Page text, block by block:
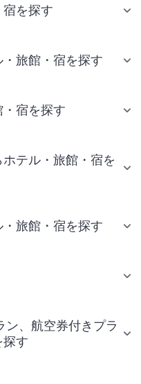
を探す
旅館・宿を探す
宿を探す
テル・旅館・宿を
旅館・宿を探す
ン、航空券付きプラ
探す